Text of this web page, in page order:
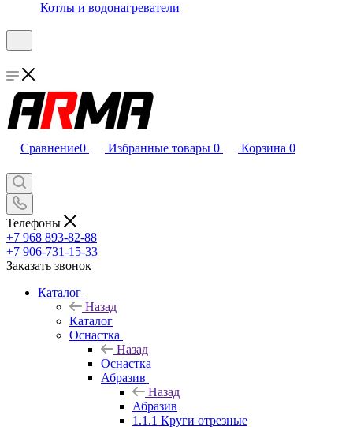
Котлы и водонагреватели
Сравнение0 Избранные товары 0 Корзина 0
Телефоны
+7 968 893-82-88
+7 906-731-15-33
Заказать звонок
Каталог
Назад
Каталог
Оснастка
Назад
Оснастка
Абразив
Назад
Абразив
1.1.1 Круги отрезные